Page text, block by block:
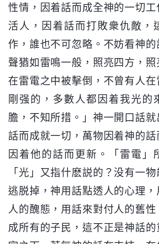
性情，因着話而成全神的一切
活人，因着話而打敗衆仇敵，
作，誰也不可忽略。不妨看神
聲猶如雷鳴一般，照亮四方，
在雷電之中被擊倒，不曾有人
剛强的，多數人都因着我光的
膽，不知所措。」神一開口話就
話而成就一切，萬物因着神的話
因着他的話而更新。「雷電」
「光」又指什麽説的？没有一
逃脱掉，神用話點透人的心理
人的醜態，用話來對付人的舊
成所有的子民，這不正是神話